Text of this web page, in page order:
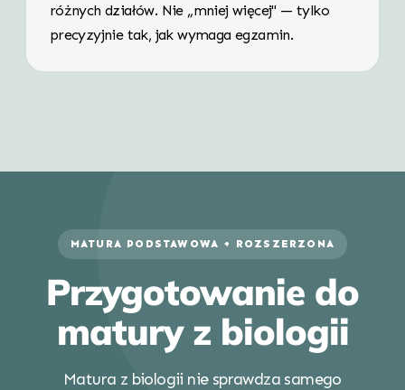
różnych działów. Nie „mniej więcej" — tylko
precyzyjnie tak, jak wymaga egzamin.
MATURA PODSTAWOWA + ROZSZERZONA
Przygotowanie do
matury z biologii
Matura z biologii nie sprawdza samego